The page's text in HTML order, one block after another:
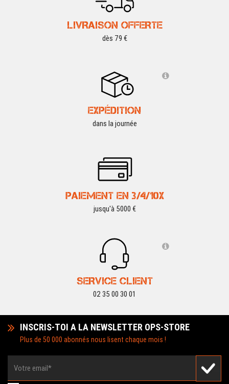
LIVRAISON OFFERTE
dès 79 €
EXPÉDITION
dans la journée
PAIEMENT EN 3/4/10X
jusqu'à 5000 €
SERVICE CLIENT
02 35 00 30 01
INSCRIS-TOI A LA NEWSLETTER OPS-STORE
Plus de 50 000 abonnés nous lisent chaque mois !